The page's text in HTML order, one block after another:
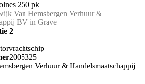
250 pk
Van Hemsbergen Verhuur &
BV in Grave
2
2005325
Verhuur & Handelsmaatschappij